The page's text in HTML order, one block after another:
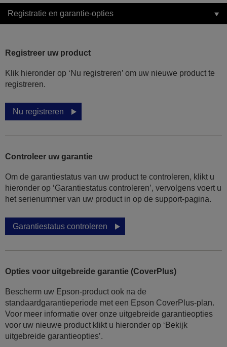
Registratie en garantie-opties
Registreer uw product
Klik hieronder op ‘Nu registreren’ om uw nieuwe product te
registreren.
Nu registreren
Controleer uw garantie
Om de garantiestatus van uw product te controleren, klikt u
hieronder op ‘Garantiestatus controleren’, vervolgens voert u
het serienummer van uw product in op de support-pagina.
Garantiestatus controleren
Opties voor uitgebreide garantie (CoverPlus)
Bescherm uw Epson-product ook na de
standaardgarantieperiode met een Epson CoverPlus-plan.
Voor meer informatie over onze uitgebreide garantieopties
voor uw nieuwe product klikt u hieronder op ‘Bekijk
uitgebreide garantieopties’.